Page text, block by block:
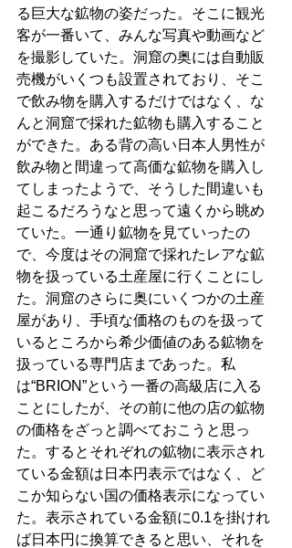
る巨大な鉱物の姿だった。そこに観光
客が一番いて、みんな写真や動画など
を撮影していた。洞窟の奥には自動販
売機がいくつも設置されており、そこ
で飲み物を購入するだけではなく、な
んと洞窟で採れた鉱物も購入すること
ができた。ある背の高い日本人男性が
飲み物と間違って高価な鉱物を購入し
てしまったようで、そうした間違いも
起こるだろうなと思って遠くから眺め
ていた。一通り鉱物を見ていったの
で、今度はその洞窟で採れたレアな鉱
物を扱っている土産屋に行くことにし
た。洞窟のさらに奥にいくつかの土産
屋があり、手頃な価格のものを扱って
いるところから希少価値のある鉱物を
扱っている専門店まであった。私
は“BRION”という一番の高級店に入る
ことにしたが、その前に他の店の鉱物
の価格をざっと調べておこうと思っ
た。するとそれぞれの鉱物に表示され
ている金額は日本円表示ではなく、ど
こか知らない国の価格表示になってい
た。表示されている金額に0.1を掛けれ
ば日本円に換算できると思い、それを